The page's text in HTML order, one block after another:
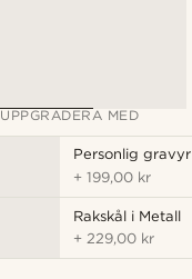
UPPGRADERA MED
Personlig gravyr
+199,00 kr
Rakskål i Metall
+ 229,00 kr